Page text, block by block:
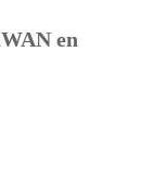
en